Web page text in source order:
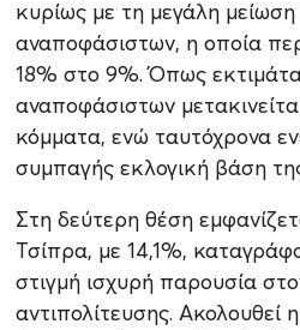
κυρίως με τη μεγάλη
αναποφάσιστων, η οποία
18% στο 9%. Όπως
αναποφάσιστων
κόμματα, ενώ ταυτόχρονα
συμπαγής εκλογική βάση
Στη δεύτερη θέση
Τσίπρα, με 14,1%,
στιγμή ισχυρή παρουσία
αντιπολίτευσης. Ακολουθεί